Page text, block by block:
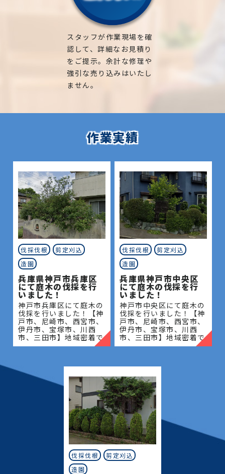
スタッフが作業現場を確
認して、詳細なお見積り
をご提示。余計な修理や
強引な売り込みはいたし
ません。
作業実績
伐採伐根
剪定刈込
造園
兵庫県神戸市兵庫区
にて庭木の伐採を行
いました！
神戸市兵庫区にて庭木の
伐採を行いました！【神
戸市、尼崎市、西宮市、
伊丹市、宝塚市、川西
市、三田市】地域密着で
伐採・抜根・剪定・草刈
当社にご相談ください！
当社
伐採伐根
剪定刈込
造園
兵庫県神戸市中央区
にて庭木の伐採を行
いました！
神戸市中央区にて庭木の
伐採を行いました！【神
戸市、尼崎市、西宮市、
伊丹市、宝塚市、川西
市、三田市】地域密着で
伐採・抜根・剪定・草刈
当社にご相談ください！
当社
伐採伐根
剪定刈込
造園